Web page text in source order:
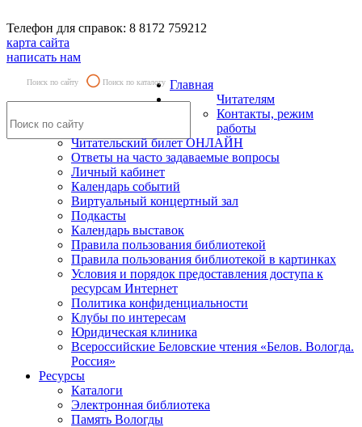
Телефон для справок: 8 8172 759212
карта сайта
написать нам
Поиск по сайту Поиск по каталогу Главная
Читателям
Контакты, режим
работы
Читательский билет ОНЛАЙН
Ответы на часто задаваемые вопросы
Личный кабинет
Календарь событий
Виртуальный концертный зал
Подкасты
Календарь выставок
Правила пользования библиотекой
Правила пользования библиотекой в картинках
Условия и порядок предоставления доступа к
ресурсам Интернет
Политика конфиденциальности
Клубы по интересам
Юридическая клиника
Всероссийские Беловские чтения «Белов. Вологда.
Россия»
Ресурсы
Каталоги
Электронная библиотека
Память Вологды